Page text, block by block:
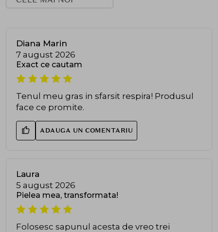
Diana Marin
7 august 2026
Exact ce cautam
Tenul meu gras in sfarsit respira! Produsul
face ce promite.
ADAUGA UN COMENTARIU
Laura
5 august 2026
Pielea mea, transformata!
Folosesc sapunul acesta de vreo trei